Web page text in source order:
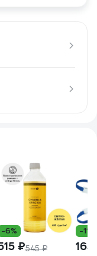
-6%
₽545 ₽
-11%
165